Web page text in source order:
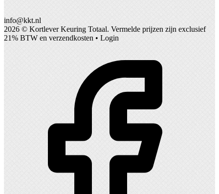
info@kkt.nl
2026 © Kortlever Keuring Totaal. Vermelde prijzen zijn exclusief
21% BTW en verzendkosten • Login